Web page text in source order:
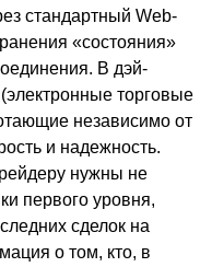
стандартный Web-
«состояния»
В дэй-
торговые
независимо от
и надежность.
нужны не
первого уровня,
сделок на
о том, кто, в